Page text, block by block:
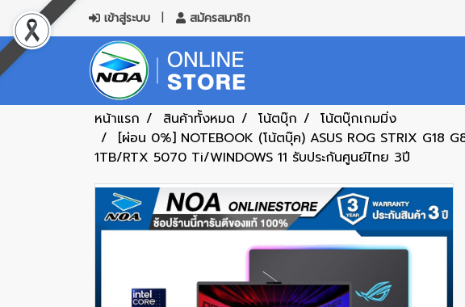
เข้าสู่ระบบ สมัครสมาชิก
หน้าแรก สินค้าทั้งหมด โน้ตบุ๊ก
โน้ตบุ๊กเกมมิ่ง
[ผ่อน 0%] NOTEBOOK (โน้ตบุ๊ค) ASUS ROG STRIX G18
1TB/RTX 5070 Ti/WINDOWS 11 รับประกันศูนย์ไทย 3ปี